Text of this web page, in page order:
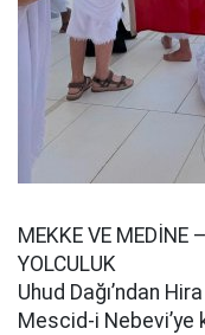
MEKKE VE MEDİNE
YOLCULUK
Uhud Dağı’ndan
Mescid-i Nebevi’ye